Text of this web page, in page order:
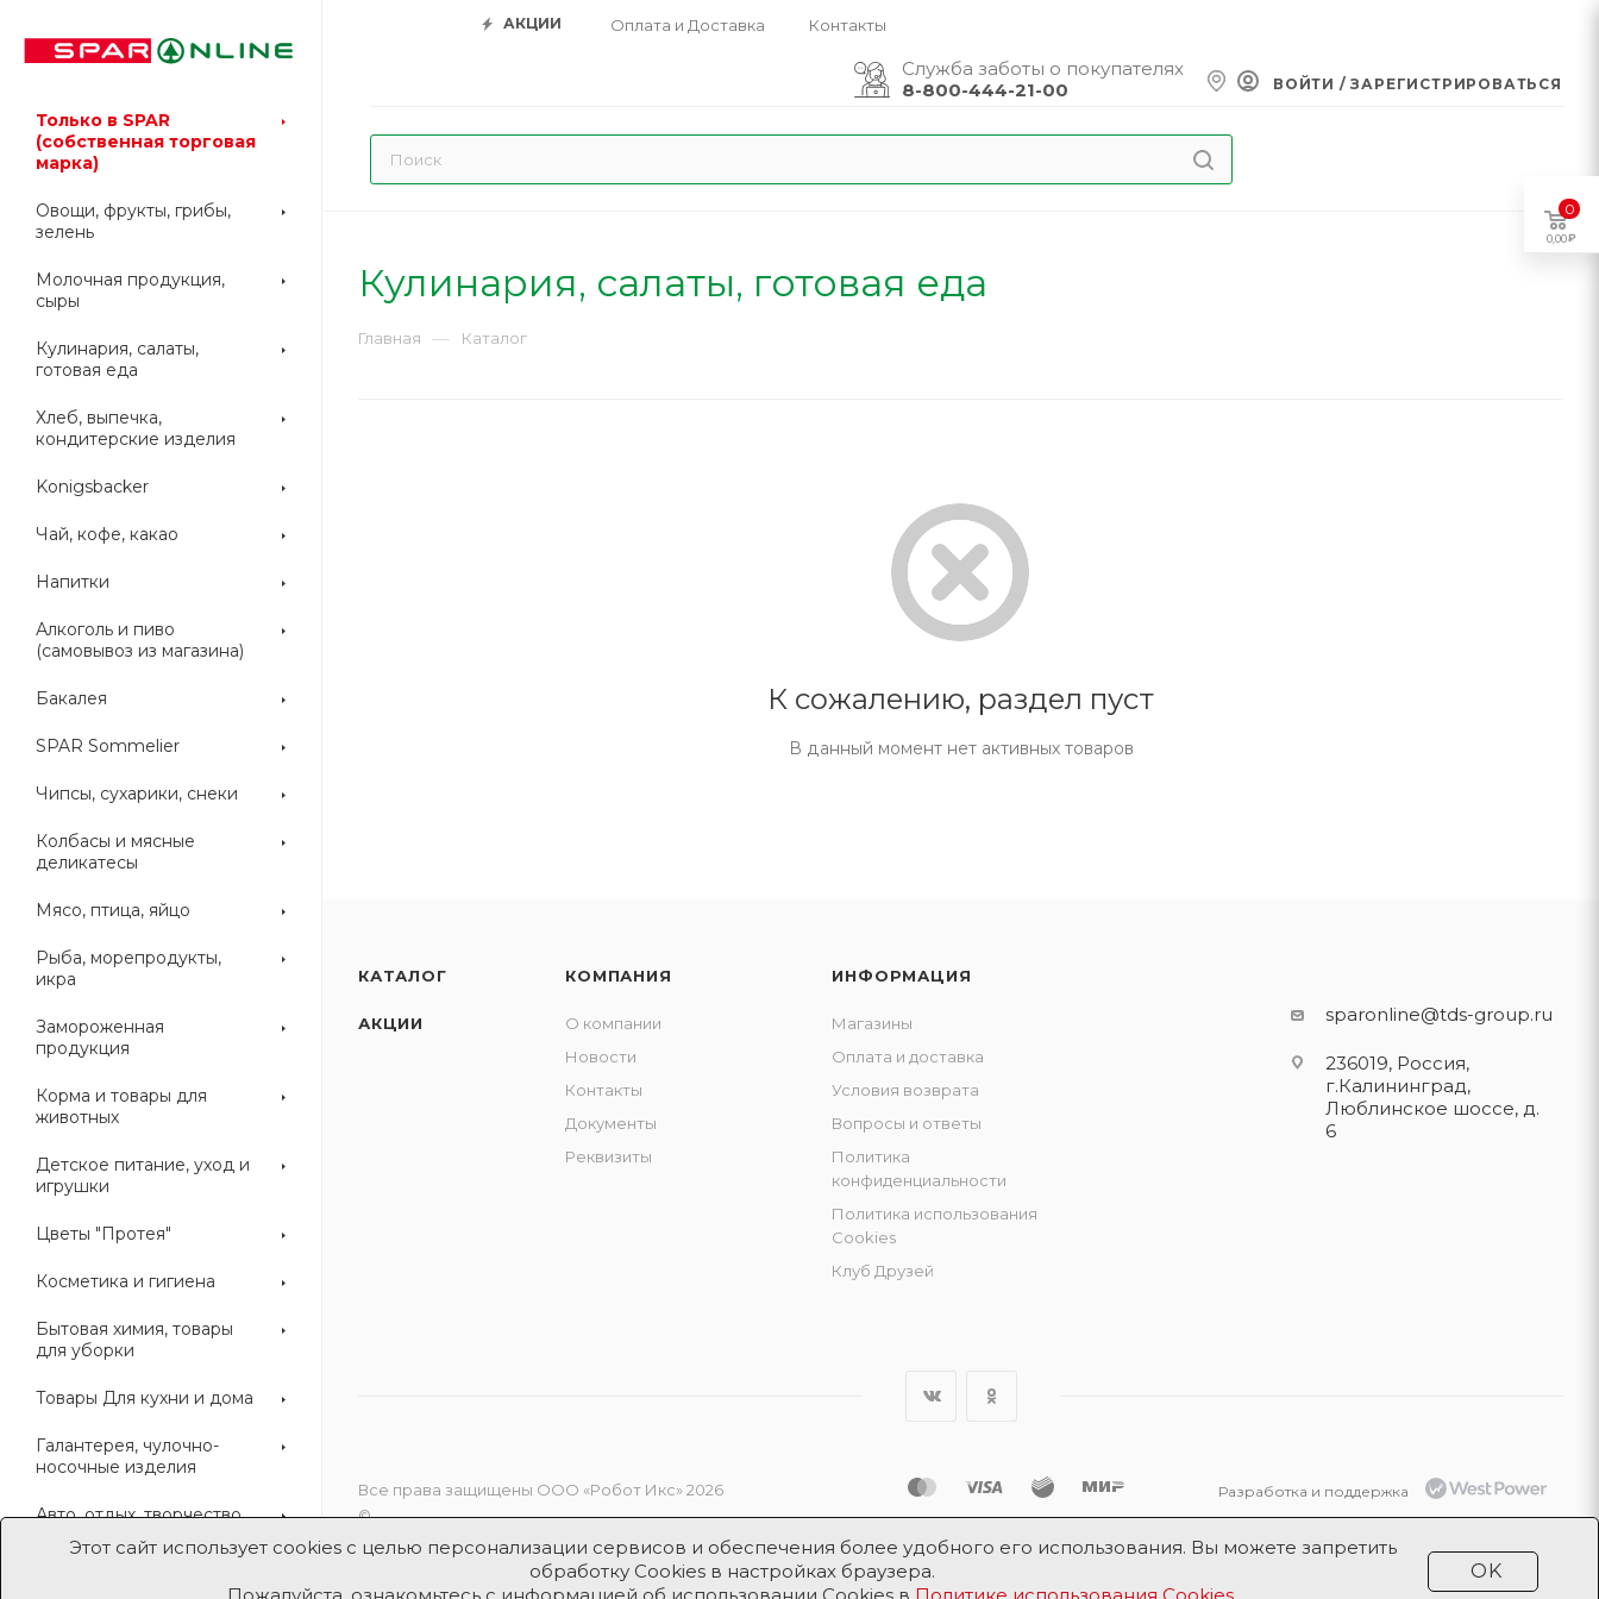
АКЦИИ Оплата и Доставка Контакты
Служба заботы о покупателях
8-800-444-21-00
ВОЙТИ / ЗАРЕГИСТРИРОВАТЬСЯ
Только в SPAR
(собственная торговая
марка)
Овощи, фрукты, грибы,
зелень
Молочная продукция,
сыры
Кулинария, салаты,
готовая еда
Хлеб, выпечка,
кондитерские изделия
Konigsbacker
Чай, кофе, какао
Напитки
Алкоголь и пиво
(самовывоз из магазина)
Бакалея
SPAR Sommelier
Чипсы, сухарики, снеки
Колбасы и мясные
деликатесы
Мясо, птица, яйцо
Рыба, морепродукты,
икра
Замороженная
продукция
Корма и товары для
животных
Детское питание, уход и
игрушки
Цветы "Протея"
Косметика и гигиена
Бытовая химия, товары
для уборки
Товары Для кухни и дома
Галантерея, чулочно-
носочные изделия
Авто, отдых, творчество
Кулинария, салаты, готовая еда
Главная — Каталог
К сожалению, раздел пуст
В данный момент нет активных товаров
Этот сайт использует cookies с целью персонализации сервисов и обеспечения более удобного его использования. Вы можете запретить
обработку Cookies в настройках браузера.
OK
КАТАЛОГ
АКЦИИ
КОМПАНИЯ
О компании
Новости
Контакты
Документы
Реквизиты
ИНФОРМАЦИЯ
Магазины
Оплата и доставка
Условия возврата
Вопросы и ответы
Политика
конфиденциальности
Политика использования
Cookies
Клуб Друзей
sparonline@tds-group.ru
236019, Россия,
г.Калининград,
Люблинское шоссе, д.
6
Разработка и поддержка
Икс»
Все права защищены ООО «Робот Икс» 2026
©
0
0,00